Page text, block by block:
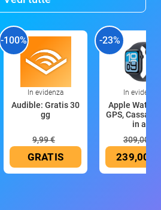
-100%
In evidenza
Audible: Gratis 30
gg
9,99 €
GRATIS
-23%
In evidenza
Apple Watch
GPS, Cassa
in all
309,00 €
239,00 €